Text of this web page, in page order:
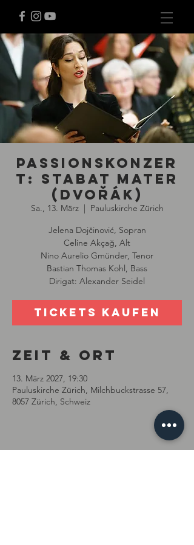
Passionskonzer
t: Stabat Mater
(Dvořák)
Sa., 13. März
  |
Pauluskirche Zürich
Jelena Dojčinović, Sopran
Celine Akçağ, Alt
Nino Aurelio Gmünder, Tenor
Bastian Thomas Kohl, Bass
Dirigat: Alexander Seidel
Tickets kaufen
Zeit & Ort
13. März 2027, 19:30
Pauluskirche Zürich, Milchbuckstrasse 57,
8057 Zürich, Schweiz